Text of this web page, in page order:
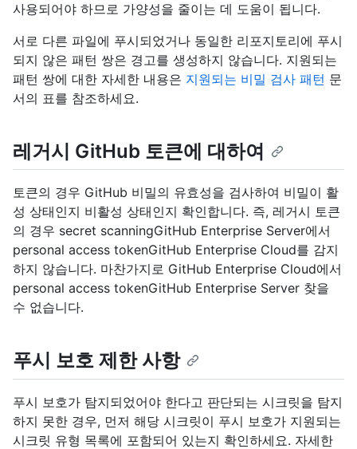
사용되어야 하므로 가양성을 줄이는 데 도움이 됩니다.
서로 다른 파일에 푸시되었거나 동일한 리포지토리에 푸시
되지 않은 패턴 쌍은 경고를 생성하지 않습니다. 지원되는
패턴 쌍에 대한 자세한 내용은 지원되는 비밀 검사 패턴 문
서의 표를 참조하세요.
레거시 GitHub 토큰에 대하여
토큰의 경우 GitHub 비밀의 유효성을 검사하여 비밀이 활
성 상태인지 비활성 상태인지 확인합니다. 즉, 레거시 토큰
의 경우 secret scanningGitHub Enterprise Server에서
personal access tokenGitHub Enterprise Cloud를 감지
하지 않습니다. 마찬가지로 GitHub Enterprise Cloud에서
personal access tokenGitHub Enterprise Server 찾을
수 없습니다.
푸시 보호 제한 사항
푸시 보호가 탐지되었어야 한다고 판단되는 시크릿을 탐지
하지 못한 경우, 먼저 해당 시크릿이 푸시 보호가 지원되는
시크릿 유형 목록에 포함되어 있는지 확인하세요. 자세한